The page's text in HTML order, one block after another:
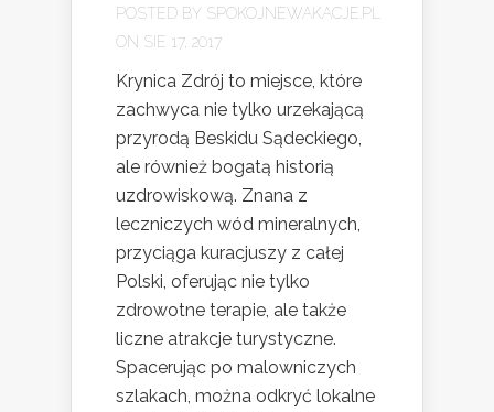
POSTED BY SPOKOJNEWAKACJE.PL
ON SIE 17, 2017
Krynica Zdrój to miejsce, które
zachwyca nie tylko urzekającą
przyrodą Beskidu Sądeckiego,
ale również bogatą historią
uzdrowiskową. Znana z
leczniczych wód mineralnych,
przyciąga kuracjuszy z całej
Polski, oferując nie tylko
zdrowotne terapie, ale także
liczne atrakcje turystyczne.
Spacerując po malowniczych
szlakach, można odkryć lokalne